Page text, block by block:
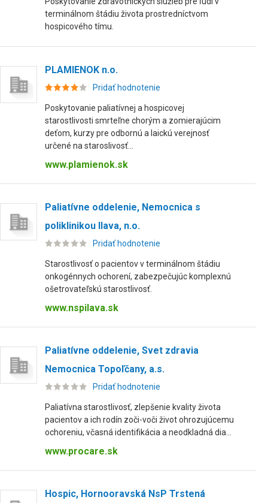
terminálnom štádiu života prostredníctvom
hospicového tímu.
PLAMIENOK n.o.
Pridať hodnotenie
Poskytovanie paliatívnej a hospicovej
starostlivosti smrteľne chorým a zomierajúcim
deťom, kurzy pre odbornú a laickú verejnosť
určené na staroslivosť...
www.plamienok.sk
Paliatívne oddelenie, Nemocnica s
poliklinikou Ilava, n.o.
Pridať hodnotenie
Starostlivosť o pacientov v terminálnom štádiu
onkogénnych ochorení, zabezpečujúc komplexnú
ošetrovateľskú starostlivosť.
www.nspilava.sk
Paliatívne oddelenie, Svet zdravia
Nemocnica Topoľčany, a.s.
Pridať hodnotenie
Paliatívna starostlivosť, zlepšenie kvality života
pacientov a ich rodín zoči-voči život ohrozujúcemu
ochoreniu, včasná identifikácia a neodkladná dia...
www.procare.sk
Hospic, Hornooravská NsP Trstená